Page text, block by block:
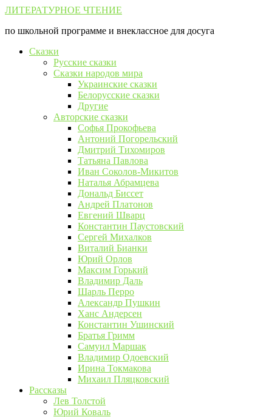
Перейти
контенту
ЛИТЕРАТУРНОЕ ЧТЕНИЕ
по школьной программе и внеклассное для досуга
Сказки
Русские сказки
Сказки народов мира
Украинские сказки
Белорусские сказки
Другие
Авторские сказки
Софья Прокофьева
Антоний Погорельский
Дмитрий Тихомиров
Татьяна Павлова
Иван Соколов-Микитов
Наталья Абрамцева
Дональд Биссет
Андрей Платонов
Евгений Шварц
Константин Паустовский
Сергей Михалков
Виталий Бианки
Юрий Орлов
Максим Горький
Владимир Даль
Шарль Перро
Александр Пушкин
Ханс Андерсен
Константин Ушинский
Братья Гримм
Самуил Маршак
Владимир Одоевский
Ирина Токмакова
Михаил Пляцковский
Рассказы
Лев Толстой
Юрий Коваль